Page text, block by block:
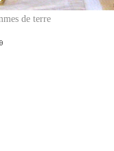
de terre